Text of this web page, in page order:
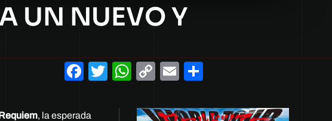
UN NUEVO Y
Facebook
Twitter
WhatsApp
CopyEmail
, la esperada